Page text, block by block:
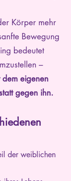
Körper mehr
Bewegung
bedeutet
–
dem eigenen
gegen ihn.
der weiblichen